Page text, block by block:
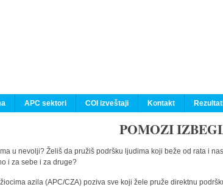
APC sektori COI izveštaji Kontakt
POMOZI
u nevolji? Želiš da pružiš podršku ljudima koji beže od rata i
i za sebe i za druge?
azila (APC/CZA) poziva sve koji žele pruže direktnu